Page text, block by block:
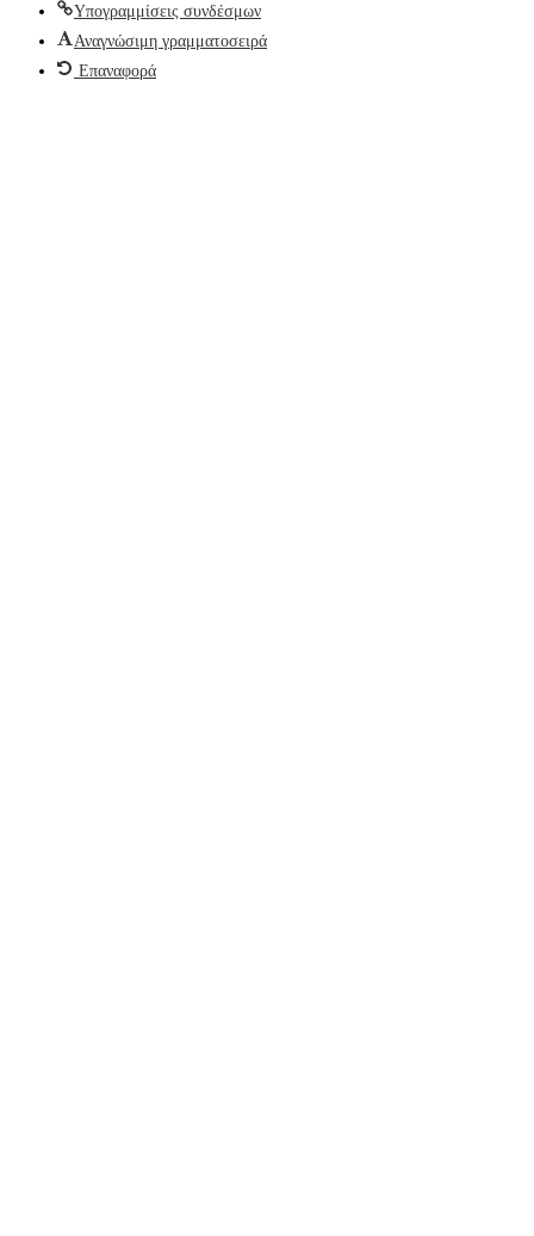
Υπογραμμίσεις συνδέσμων
Αναγνώσιμη γραμματοσειρά
Επαναφορά